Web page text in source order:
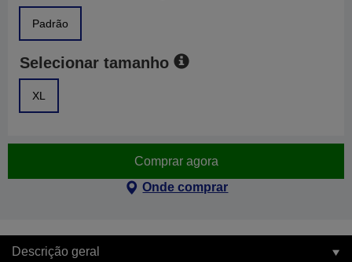
Padrão
Selecionar tamanho
XL
Comprar agora
Onde comprar
Descrição geral